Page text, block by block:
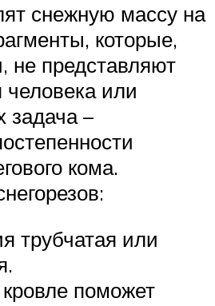
снежную массу на
которые,
не представляют
человека или
задача –
кома.
трубчатая или
поможет